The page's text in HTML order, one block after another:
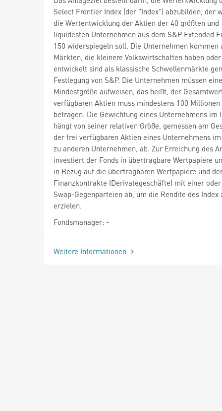
Select Frontier Index (der "Index") abzubilden, der
die Wertentwicklung der Aktien der 40 größten und
liquidesten Unternehmen aus dem S&P Extended
150 widerspiegeln soll. Die Unternehmen kommen
Märkten, die kleinere Volkswirtschaften haben
entwickelt sind als klassische Schwellenmärkte
Festlegung von S&P. Die Unternehmen müssen eine
Mindestgröße aufweisen, das heißt, der
verfügbaren Aktien muss mindestens 100
betragen. Die Gewichtung eines Unternehmens im
hängt von seiner relativen Größe, gemessen am
der frei verfügbaren Aktien eines Unternehmens im
zu anderen Unternehmen, ab. Zur Erreichung des
investiert der Fonds in übertragbare Wertpapiere
in Bezug auf die übertragbaren Wertpapiere und
Finanzkontrakte (Derivategeschäfte) mit einer
Swap-Gegenparteien ab, um die Rendite des Index
erzielen.
Fondsmanager: -
Weitere Informationen